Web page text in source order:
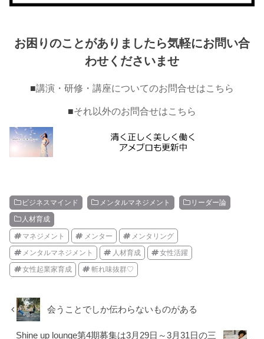
お困りのことがありましたら気軽にお問い合
わせくださいませ
■講演・研修・講座についてのお問合せはこちら
■それ以外のお問合せはこちら
ビジネスマインド メンタルマネジメント リーダー論
人材育成
マネジメント メンター メンタリング
メンタルマネジメント 人材育成 女性活躍
女性起業家育成 斬れ味抜群♡
会うことでしか伝わらないものがある
Shine up lounge第4期募集は3月29日～3月31日の三